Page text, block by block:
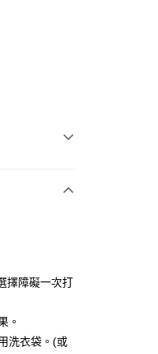
擇障礙一次打
。
洗衣袋。(或